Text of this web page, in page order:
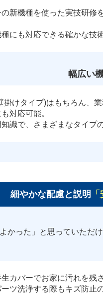
新機種を使った実技研修
にも対応できる確かな技
幅広い
掛けタイプ)はもちろん、
対応可能。
識で、さまざまなタイプ
細やかな配慮と説明
かった」と思っていただけ
生カバーでお家に汚れを残
ーツ洗浄する際もキズ防止